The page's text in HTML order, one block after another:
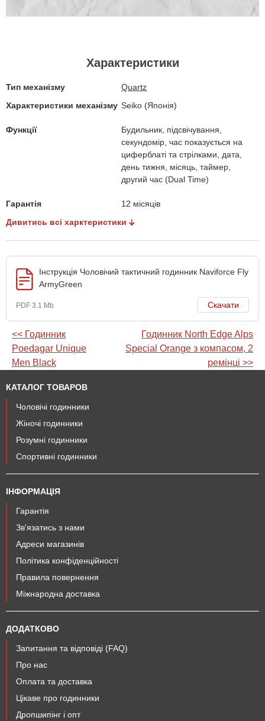
Характеристики
Тип механізму
Quartz
Характеристики механізму Seiko (Японія)
Функції
Будильник, підсвічування,
секундомір, час показується на
циферблаті та стрілками, дата,
день тижня, місяць, таймер,
другий час (Dual Time)
Гарантія
12 місяців
Дивитись всі харктеристики
Інструкція Чоловічий тактичний годинник Naviforce Fly
ArmyGreen
PDF 3.1 Mb Скачати
<< Годинник
Poedagar Unique
Men Black
Годинник North Edge Alps
Special Orange з компасом, 2
ремінці >>
КАТАЛОГ ТОВАРОВ
Чоловічі годинники
Жіночі годинники
Розумні годинники
Спортивні годинники
ІНФОРМАЦІЯ
Гарантія
Зв'язатись з нами
Адреси магазинів
Політика конфіденційності
Правила повернення
Міжнародна доставка
ДОДАТКОВО
Запитання та відповіді (FAQ)
Про нас
Оплата та доставка
Цікаве про годинники
Дропшипінг і опт